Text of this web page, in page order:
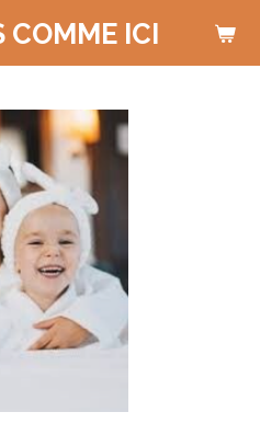
COMME ICI